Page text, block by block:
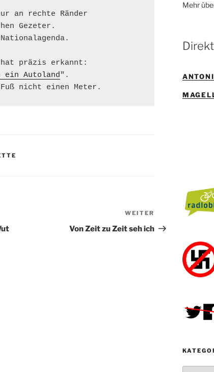
an rechte Ränder
Gezeter.
hat präzis erkannt:
ein Autoland".
nicht einen Meter.
Nächster
Beitrag
WEITER
Von Zeit zu Zeit seh ich
Mehr